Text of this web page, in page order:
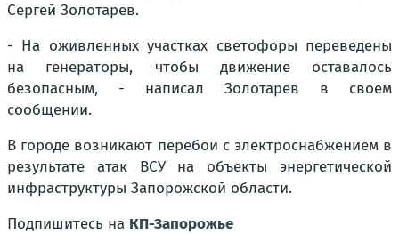
Сергей Золотарев.
- На оживленных участках светофоры переведены
на генераторы, чтобы движение оставалось
безопасным, - написал Золотарев в своем
сообщении.
В городе возникают перебои с электроснабжением в
результате атак ВСУ на объекты энергетической
инфраструктуры Запорожской области.
Подпишитесь на КП-Запорожье